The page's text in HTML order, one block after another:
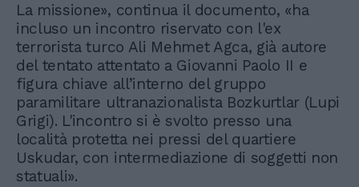
La missione», continua il documento, «ha
incluso un incontro riservato con l'ex
terrorista turco Ali Mehmet Agca, già autore
del tentato attentato a Giovanni Paolo II e
figura chiave all’interno del gruppo
paramilitare ultranazionalista Bozkurtlar (Lupi
Grigi). L'incontro si è svolto presso una
località protetta nei pressi del quartiere
Uskudar, con intermediazione di soggetti non
statuali».